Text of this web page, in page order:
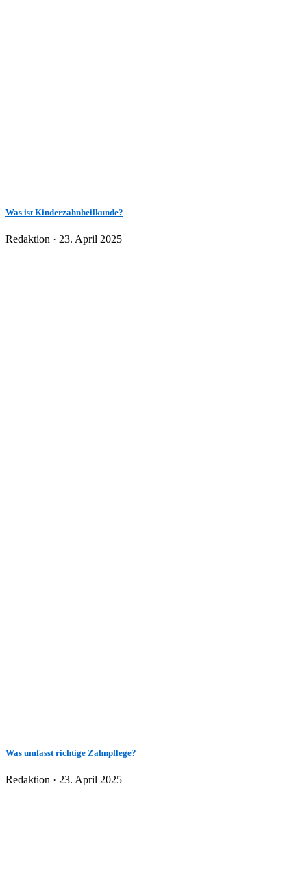
Was ist Kinderzahnheilkunde?
Redaktion · Veröffentlicht
23. April 2025
Was umfasst richtige Zahnpflege?
Redaktion · Veröffentlicht
23. April 2025